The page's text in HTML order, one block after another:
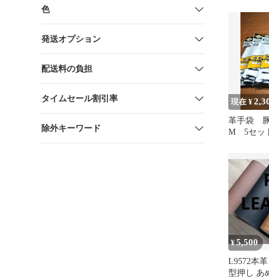
色
発送オプション
配送料の負担
タイムセール割引率
除外キーワード
黒 おま
現在 ¥
革手袋
М 5セッ
¥5,500
L9572本
型押し あ